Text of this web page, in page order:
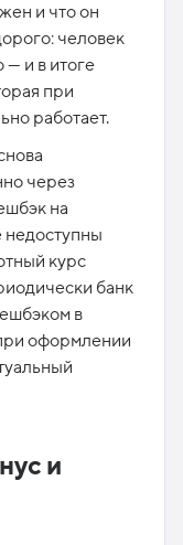
и что он
человек
— и в итоге
при
работает.​
через
на
недоступны
курс
банк
в
оформлении
и